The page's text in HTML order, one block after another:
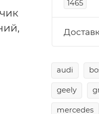
1465
audi
geely
mercedes